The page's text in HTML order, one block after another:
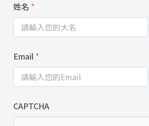
姓名 *
Email *
CAPTCHA